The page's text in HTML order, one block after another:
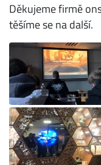
Děkujeme firmě
těšíme se na další.